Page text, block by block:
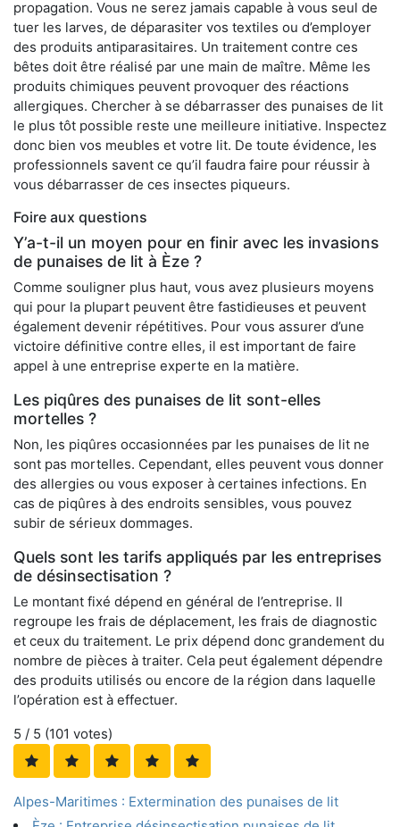
propagation. Vous ne serez jamais capable à vous seul de
tuer les larves, de déparasiter vos textiles ou d’employer
des produits antiparasitaires. Un traitement contre ces
bêtes doit être réalisé par une main de maître. Même les
produits chimiques peuvent provoquer des réactions
allergiques. Chercher à se débarrasser des punaises de lit
le plus tôt possible reste une meilleure initiative. Inspectez
donc bien vos meubles et votre lit. De toute évidence, les
professionnels savent ce qu’il faudra faire pour réussir à
vous débarrasser de ces insectes piqueurs.
Foire aux questions
Y’a-t-il un moyen pour en finir avec les invasions
de punaises de lit à Èze ?
Comme souligner plus haut, vous avez plusieurs moyens
qui pour la plupart peuvent être fastidieuses et peuvent
également devenir répétitives. Pour vous assurer d’une
victoire définitive contre elles, il est important de faire
appel à une entreprise experte en la matière.
Les piqûres des punaises de lit sont-elles
mortelles ?
Non, les piqûres occasionnées par les punaises de lit ne
sont pas mortelles. Cependant, elles peuvent vous donner
des allergies ou vous exposer à certaines infections. En
cas de piqûres à des endroits sensibles, vous pouvez
subir de sérieux dommages.
Quels sont les tarifs appliqués par les entreprises
de désinsectisation ?
Le montant fixé dépend en général de l’entreprise. Il
regroupe les frais de déplacement, les frais de diagnostic
et ceux du traitement. Le prix dépend donc grandement du
nombre de pièces à traiter. Cela peut également dépendre
des produits utilisés ou encore de la région dans laquelle
l’opération est à effectuer.
5 / 5 (101 votes)
Alpes-Maritimes : Extermination des punaises de lit